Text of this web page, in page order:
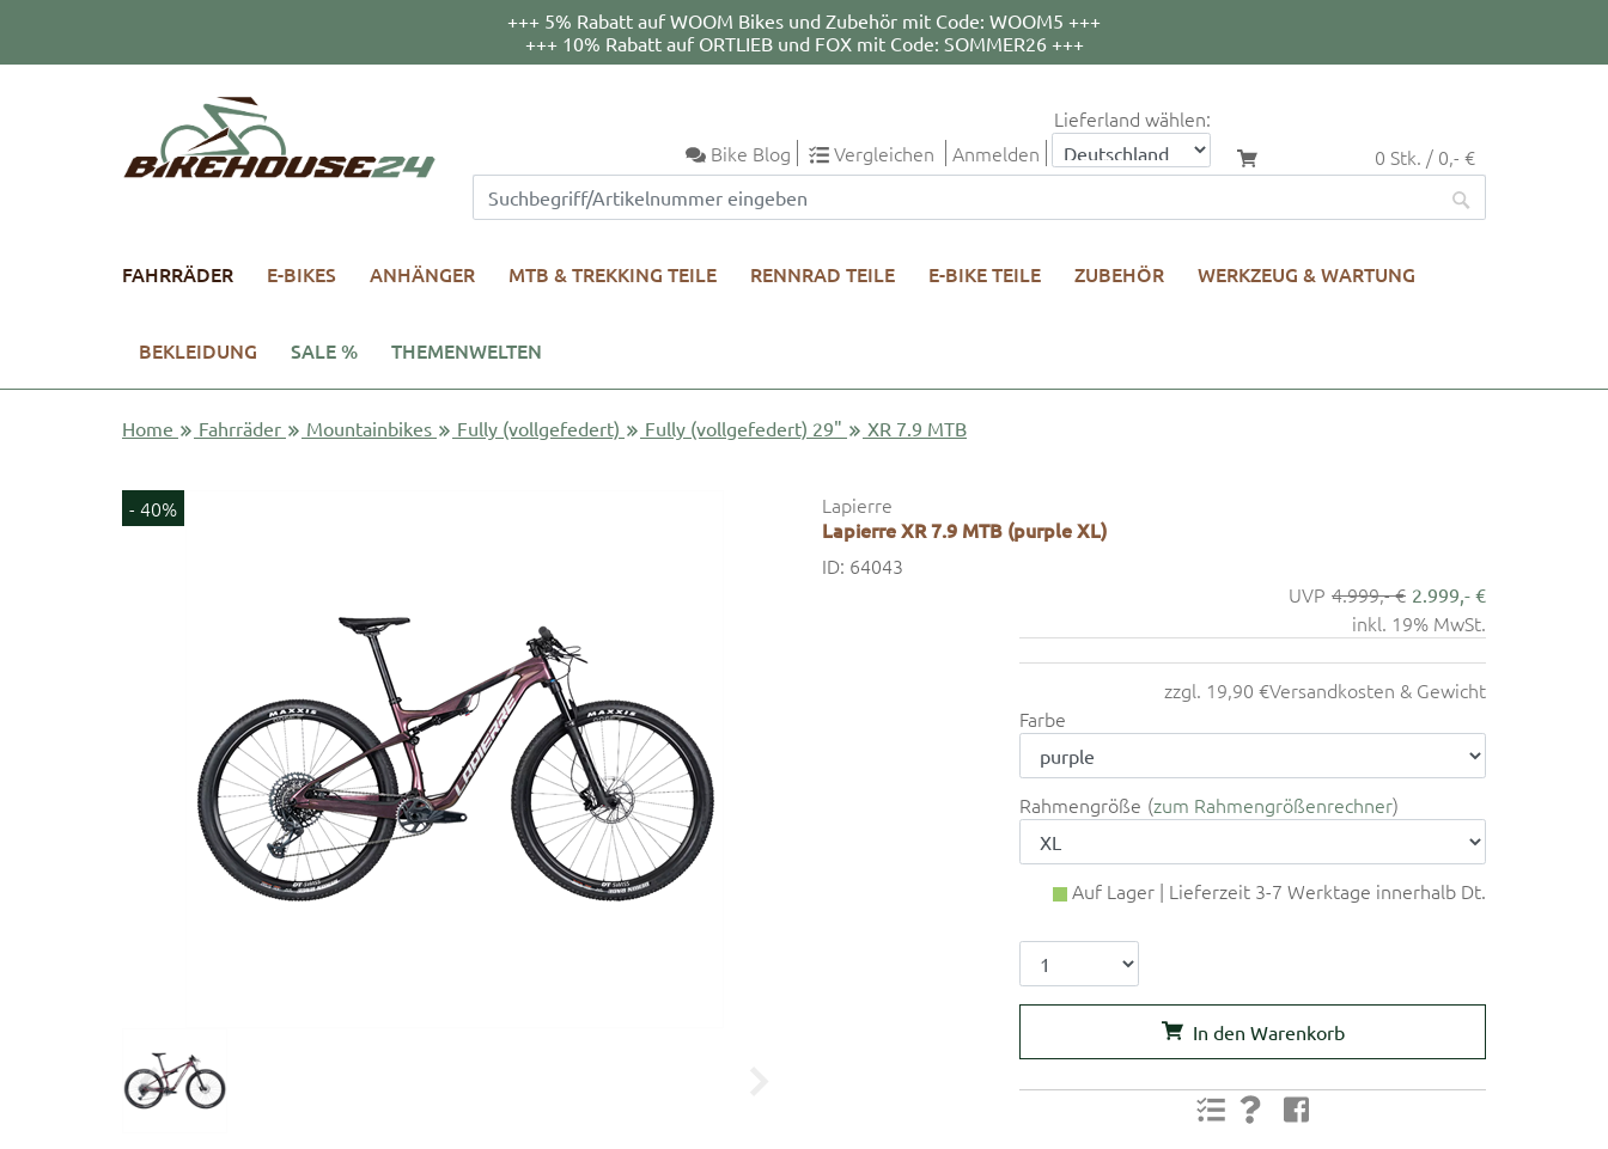
+++ 5% Rabatt auf WOOM Bikes und Zubehör mit Code: WOOM5 +++
+++ 10% Rabatt auf ORTLIEB und FOX mit Code: SOMMER26 +++
Bike Blog Vergleichen Anmelden
Lieferland wählen:
0 Stk. / 0,- €
FAHRRÄDER E-BIKES ANHÄNGER MTB & TREKKING TEILE RENNRAD TEILE E-BIKE TEILE ZUBEHÖR WERKZEUG & WARTUNG
BEKLEIDUNG SALE % THEMENWELTEN
Home Fahrräder Mountainbikes Fully (vollgefedert) Fully (vollgefedert) 29" XR 7.9 MTB
- 40%
Lapierre
Lapierre XR 7.9 MTB (purple XL)
ID: 64043
4.999,- € 2.999,- €
inkl. 19% MwSt.
zzgl. 19,90 €Versandkosten & Gewicht
Farbe
Rahmengröße zum Rahmengrößenrechner
Auf Lager | Lieferzeit 3-7 Werktage innerhalb Dt.
In den Warenkorb